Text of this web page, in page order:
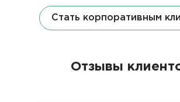
Стать корпоративным
Отзывы